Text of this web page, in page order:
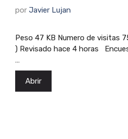
por Javier Lujan
Peso 47 KB Numero de visitas
) Revisado hace 4 horas
…
Abrir